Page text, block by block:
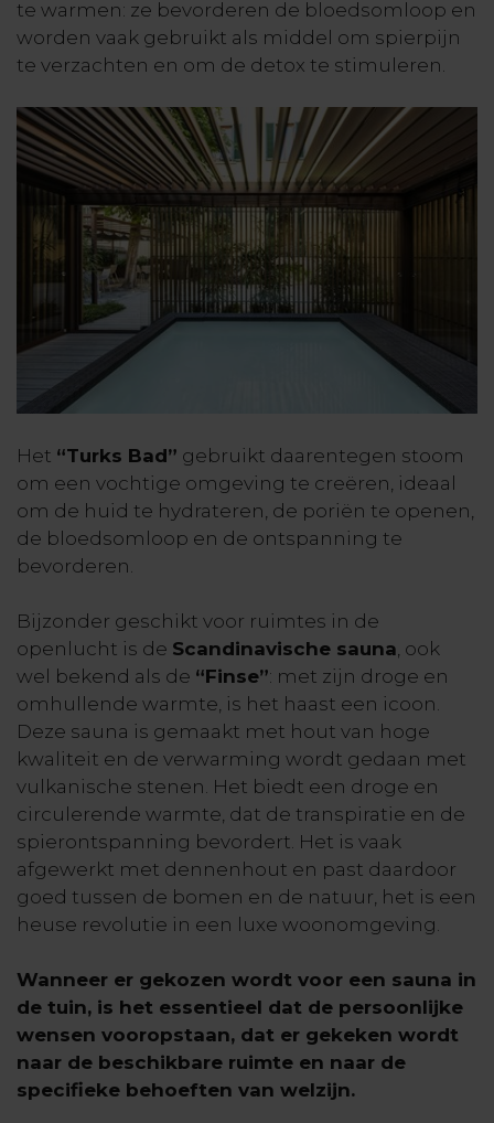
te warmen: ze bevorderen de bloedsomloop en
worden vaak gebruikt als middel om spierpijn
te verzachten en om de detox te stimuleren.
Het “Turks Bad” gebruikt daarentegen stoom
om een vochtige omgeving te creëren, ideaal
om de huid te hydrateren, de poriën te openen,
de bloedsomloop en de ontspanning te
bevorderen.
Bijzonder geschikt voor ruimtes in de
openlucht is de Scandinavische sauna , ook
wel bekend als de “Finse”: met zijn droge en
omhullende warmte, is het haast een icoon.
Deze sauna is gemaakt met hout van hoge
kwaliteit en de verwarming wordt gedaan met
vulkanische stenen. Het biedt een droge en
circulerende warmte, dat de transpiratie en de
spierontspanning bevordert. Het is vaak
afgewerkt met dennenhout en past daardoor
goed tussen de bomen en de natuur, het is een
heuse revolutie in een luxe woonomgeving.
Wanneer er gekozen wordt voor een sauna in
de tuin, is het essentieel dat de persoonlijke
wensen vooropstaan, dat er gekeken wordt
naar de beschikbare ruimte en naar de
specifieke behoeften van welzijn.